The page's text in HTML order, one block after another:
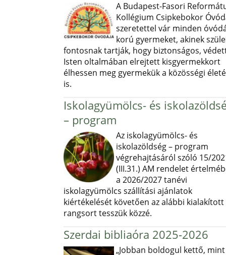
A Budapest-Fasori
Kollégium Csipkebokor
szeretettel vár minden
korú gyermeket, akinek
fontosnak tartják, hogy biztonságos,
Isten oltalmában elrejtett kisgyermekkort
élhessen meg gyermekük a közösségi
is.
Iskolagyümölcs- és
– program
Az iskolagyümölcs- és
iskolazöldség – program
végrehajtásáról szóló 15/
(III.31.) AM rendelet
a 2026/2027 tanévi
iskolagyümölcs szállítási ajánlatok
kiértékelését követően az alábbi kialakított
rangsort tesszük közzé.
Szerdai bibliaóra 2025-2026
„Jobban boldogul kettő, mint